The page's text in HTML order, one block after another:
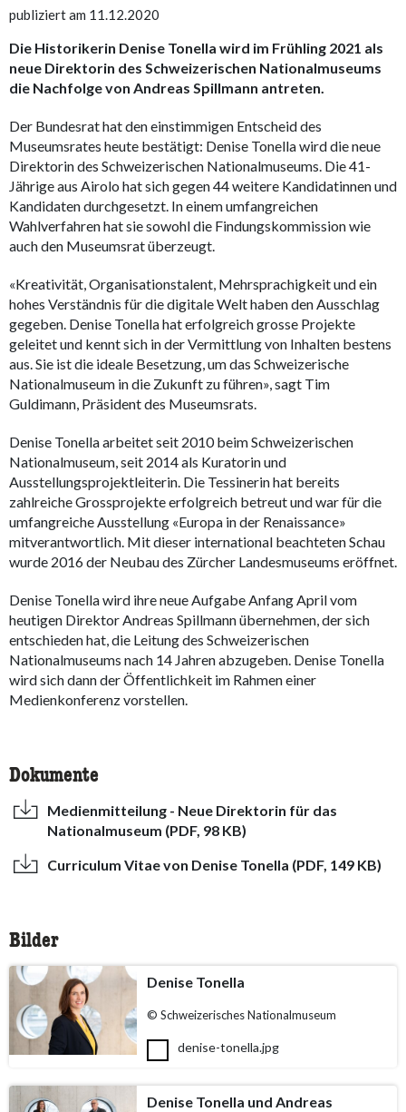
publiziert am 11.12.2020
Die Historikerin Denise Tonella wird im Frühling 2021 als
neue Direktorin des Schweizerischen Nationalmuseums
die Nachfolge von Andreas Spillmann antreten.
Der Bundesrat hat den einstimmigen Entscheid des
Museumsrates heute bestätigt: Denise Tonella wird die neue
Direktorin des Schweizerischen Nationalmuseums. Die 41-
Jährige aus Airolo hat sich gegen 44 weitere Kandidatinnen und
Kandidaten durchgesetzt. In einem umfangreichen
Wahlverfahren hat sie sowohl die Findungskommission wie
auch den Museumsrat überzeugt.
«Kreativität, Organisationstalent, Mehrsprachigkeit und ein
hohes Verständnis für die digitale Welt haben den Ausschlag
gegeben. Denise Tonella hat erfolgreich grosse Projekte
geleitet und kennt sich in der Vermittlung von Inhalten bestens
aus. Sie ist die ideale Besetzung, um das Schweizerische
Nationalmuseum in die Zukunft zu führen», sagt Tim
Guldimann, Präsident des Museumsrats.
Denise Tonella arbeitet seit 2010 beim Schweizerischen
Nationalmuseum, seit 2014 als Kuratorin und
Ausstellungsprojektleiterin. Die Tessinerin hat bereits
zahlreiche Grossprojekte erfolgreich betreut und war für die
umfangreiche Ausstellung «Europa in der Renaissance»
mitverantwortlich. Mit dieser international beachteten Schau
wurde 2016 der Neubau des Zürcher Landesmuseums eröffnet.
Denise Tonella wird ihre neue Aufgabe Anfang April vom
heutigen Direktor Andreas Spillmann übernehmen, der sich
entschieden hat, die Leitung des Schweizerischen
Nationalmuseums nach 14 Jahren abzugeben. Denise Tonella
wird sich dann der Öffentlichkeit im Rahmen einer
Medienkonferenz vorstellen.
Dokumente
Medienmitteilung - Neue Direktorin für das
Nationalmuseum (PDF, 98 KB)
Curriculum Vitae von Denise Tonella (PDF, 149 KB)
Bilder
Denise Tonella
© Schweizerisches Nationalmuseum
denise-tonella.jpg
Denise Tonella und Andreas